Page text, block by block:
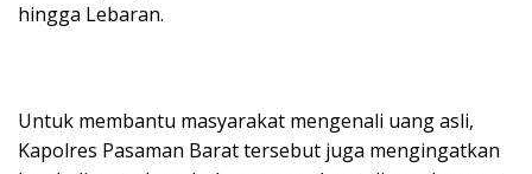
hingga Lebaran.
Untuk membantu masyarakat mengenali uang asli,
Kapolres Pasaman Barat tersebut juga mengingatkan